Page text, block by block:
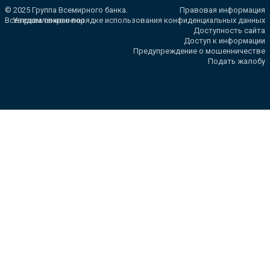
© 2025 Группа Всемирного банка.
Все права сохранены.
Правовая информация
Уведомление о порядке использования конфиденциальных данных
Доступность сайта
Доступ к информации
Предупреждение о мошенничестве
Подать жалобу